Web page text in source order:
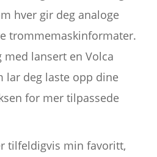
hver gir deg analoge
trommemaskinformater.
med lansert en Volca
lar deg laste opp dine
for mer tilpassede
tilfeldigvis min favoritt,